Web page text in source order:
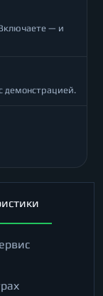
— и
демонстрацией.